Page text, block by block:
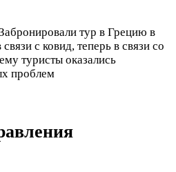
тур в Грецию в
с ковид, теперь в связи со
туристы оказались
проблем